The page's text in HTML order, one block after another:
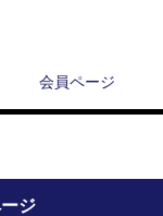
会員ページ
ジ